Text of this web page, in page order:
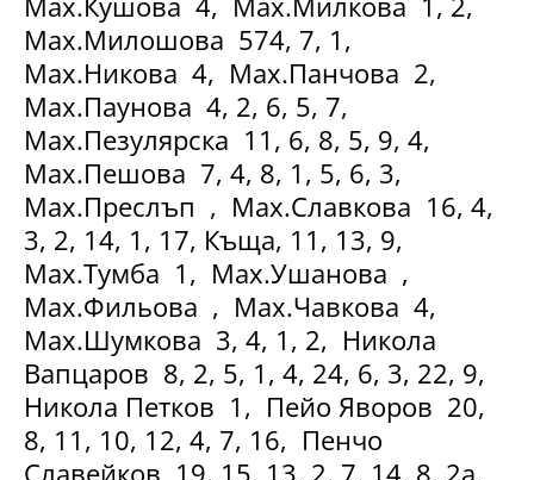
Мах.Милошова 574, 7, 1,
Мах.Никова 4, Мах.Панчова 2,
Мах.Паунова 4, 2, 6, 5, 7,
Мах.Пезулярска 11, 6, 8, 5, 9, 4,
Мах.Пешова 7, 4, 8, 1, 5, 6, 3,
Мах.Преслъп , Мах.Славкова 16, 4,
3, 2, 14, 1, 17, Къща, 11, 13, 9,
Мах.Тумба 1, Мах.Ушанова ,
Мах.Фильова , Мах.Чавкова 4,
Мах.Шумкова 3, 4, 1, 2, Никола
Вапцаров 8, 2, 5, 1, 4, 24, 6, 3, 22, 9,
Никола Петков 1, Пейо Яворов 20,
8, 11, 10, 12, 4, 7, 16, Пенчо
Славейков 19, 15, 13, 2, 7, 14, 8, 2а,